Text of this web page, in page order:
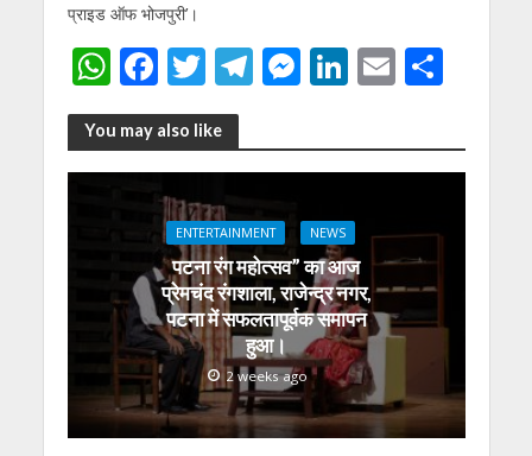
प्राइड ऑफ भोजपुरी’।
W
h
at
s
p
F
ac
e
b
o
o
k
T
w
itt
er
T
e
gr
a
m
M
ss
e
n
g
er
Li
k
e
dI
n
E
ai
l
S
ar
e
You may also like
ENTERTAINMENT NEWS
पटना रंग महोत्सव” का आज
प्रेमचंद रंगशाला, राजेन्द्र नगर,
पटना में सफलतापूर्वक समापन
हुआ।
2 weeks ago